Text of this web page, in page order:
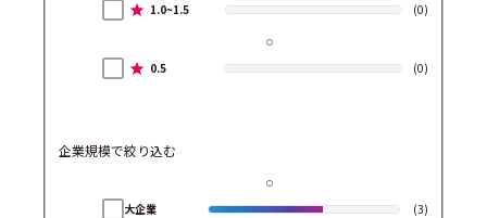
1.0~1.5 (0)
0.5 (0)
企業規模で絞り込む
大企業 (3)